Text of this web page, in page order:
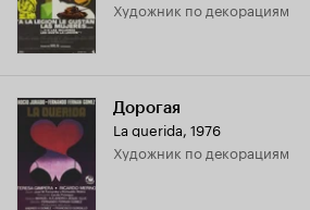
Художник по декорациям
Дорогая
La querida, 1976
Художник по декорациям